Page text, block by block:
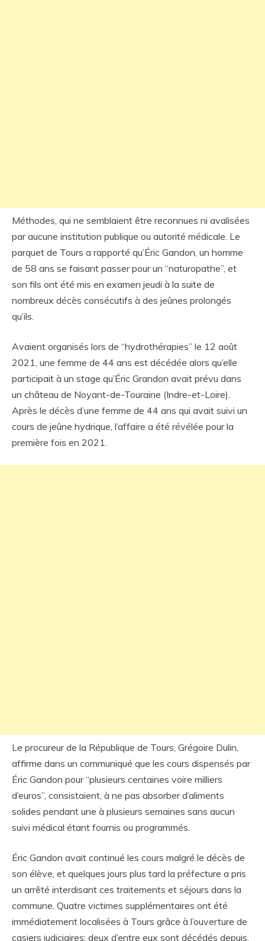
Méthodes, qui ne semblaient être reconnues ni avalisées
par aucune institution publique ou autorité médicale. Le
parquet de Tours a rapporté qu’Éric Gandon, un homme
de 58 ans se faisant passer pour un “naturopathe”, et
son fils ont été mis en examen jeudi à la suite de
nombreux décès consécutifs à des jeûnes prolongés
qu’ils.
Avaient organisés lors de “hydrothérapies” le 12 août
2021, une femme de 44 ans est décédée alors qu’elle
participait à un stage qu’Éric Grandon avait prévu dans
un château de Noyant-de-Touraine (Indre-et-Loire).
Après le décès d’une femme de 44 ans qui avait suivi un
cours de jeûne hydrique, l’affaire a été révélée pour la
première fois en 2021.
Le procureur de la République de Tours, Grégoire Dulin,
affirme dans un communiqué que les cours dispensés par
Éric Gandon pour “plusieurs centaines voire milliers
d’euros”, consistaient, à ne pas absorber d’aliments
solides pendant une à plusieurs semaines sans aucun
suivi médical étant fournis ou programmés.
Éric Gandon avait continué les cours malgré le décès de
son élève, et quelques jours plus tard la préfecture a pris
un arrêté interdisant ces traitements et séjours dans la
commune. Quatre victimes supplémentaires ont été
immédiatement localisées à Tours grâce à l’ouverture de
casiers judiciaires; deux d’entre eux sont décédés depuis.